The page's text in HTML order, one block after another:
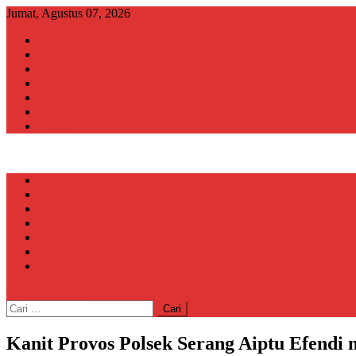
Skip
content
Jumat, Agustus 07, 2026
Cari
untuk:
Kanit Provos Polsek Serang Aiptu Efendi